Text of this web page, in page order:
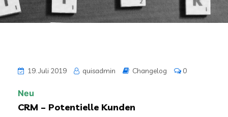
19. Juli 2019 quisadmin Changelog 0
Neu
CRM – Potentielle Kunden